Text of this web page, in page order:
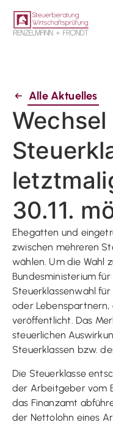
Alle Aktuelles
30.11.
Ehegatten und
zwischen mehreren
wählen. Um die Wahl
Bundesministerium
Steuerklassenwahl
oder
veröffentlicht. Das
steuerlichen
Steuerklassen bzw.
Die Steuerklasse
der Arbeitgeber vom
das Finanzamt
der Nettolohn eines